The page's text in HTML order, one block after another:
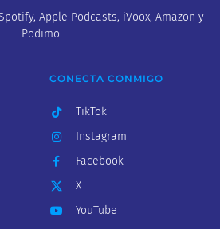
Apple Podcasts, iVoox, Amazon y
Podimo.
CONECTA CONMIGO
TikTok
Instagram
Facebook
X
YouTube